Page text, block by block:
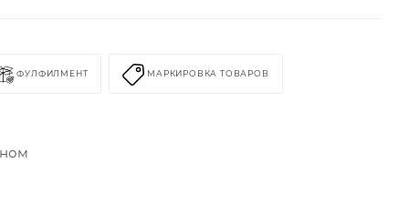
ФУЛФИЛМЕНТ МАРКИРОВКА ТОВАРОВ